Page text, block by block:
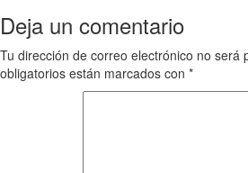
Deja un comentario
Tu dirección de correo electrónico no será
obligatorios están marcados con *